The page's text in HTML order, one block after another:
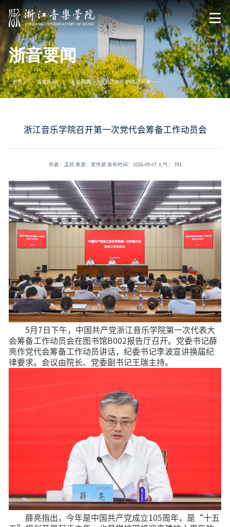
首页 浙音新闻 浙音要闻 浙江音乐学院召开第一次党代会筹备工作动员会
浙音要闻
浙江音乐学院召开第一次党代会筹备工作动员会
作者：孟欣 来源：宣传部 发布时间：2026-05-07 人气： 791
5月7日下午，中国共产党浙江音乐学院第一次代表大
会筹备工作动员会在图书馆B002报告厅召开。党委书记薛
亮作党代会筹备工作动员讲话，纪委书记李波宣讲换届纪
律要求。会议由院长、党委副书记王瑞主持。
薛亮指出，今年是中国共产党成立105周年，是“十五